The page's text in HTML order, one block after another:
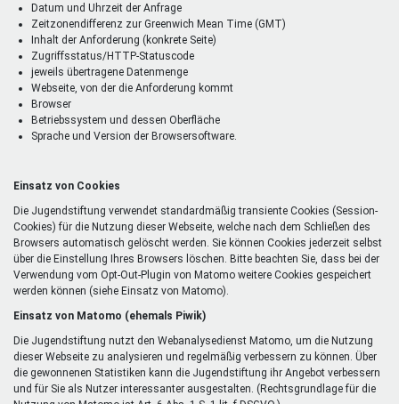
Datum und Uhrzeit der Anfrage
Zeitzonendifferenz zur Greenwich Mean Time (GMT)
Inhalt der Anforderung (konkrete Seite)
Zugriffsstatus/HTTP-Statuscode
jeweils übertragene Datenmenge
Webseite, von der die Anforderung kommt
Browser
Betriebssystem und dessen Oberfläche
Sprache und Version der Browsersoftware.
Einsatz von Cookies
Die Jugendstiftung verwendet standardmäßig transiente Cookies (Session-
Cookies) für die Nutzung dieser Webseite, welche nach dem Schließen des
Browsers automatisch gelöscht werden. Sie können Cookies jederzeit selbst
über die Einstellung Ihres Browsers löschen. Bitte beachten Sie, dass bei der
Verwendung vom Opt-Out-Plugin von Matomo weitere Cookies gespeichert
werden können (siehe Einsatz von Matomo).
Einsatz von Matomo (ehemals Piwik)
Die Jugendstiftung nutzt den Webanalysedienst Matomo, um die Nutzung
dieser Webseite zu analysieren und regelmäßig verbessern zu können. Über
die gewonnenen Statistiken kann die Jugendstiftung ihr Angebot verbessern
und für Sie als Nutzer interessanter ausgestalten. (Rechtsgrundlage für die